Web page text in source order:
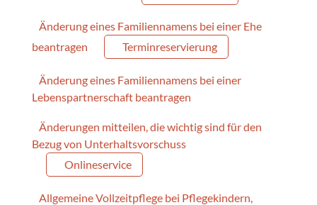
Änderung eines Familiennamens bei einer Ehe
beantragen
Terminreservierung
Änderung eines Familiennamens bei einer
Lebenspartnerschaft beantragen
Änderungen mitteilen, die wichtig sind für den
Bezug von Unterhaltsvorschuss
Onlineservice
Allgemeine Vollzeitpflege bei Pflegekindern,